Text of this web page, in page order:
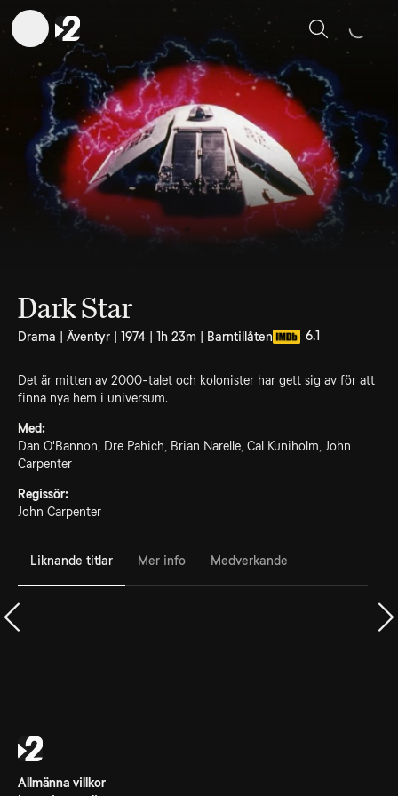
Sök
Dark Star
Drama | Äventyr | 1974 | 1h 23m | Barntillåten 6.1
Det är mitten av 2000-talet och kolonister har gett sig av för att
finna nya hem i universum.
Med:
Dan O'Bannon, Dre Pahich, Brian Narelle, Cal Kuniholm, John
Carpenter
Regissör:
John Carpenter
Liknande titlar Mer info Medverkande
Allmänna villkor